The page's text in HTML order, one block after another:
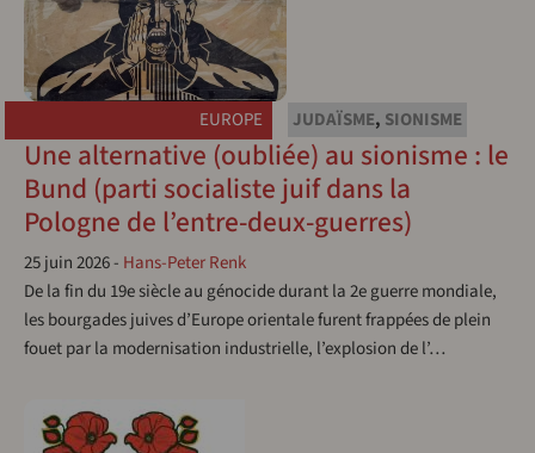
EUROPE JUDAÏSME, SIONISME
Une alternative (oubliée) au sionisme : le
Bund (parti socialiste juif dans la
Pologne de l’entre-deux-guerres)
25 juin 2026- Hans-Peter Renk
De la fin du 19e siècle au génocide durant la 2e guerre mondiale,
les bourgades juives d’Europe orientale furent frappées de plein
fouet par la modernisation industrielle, l’explosion de l’…